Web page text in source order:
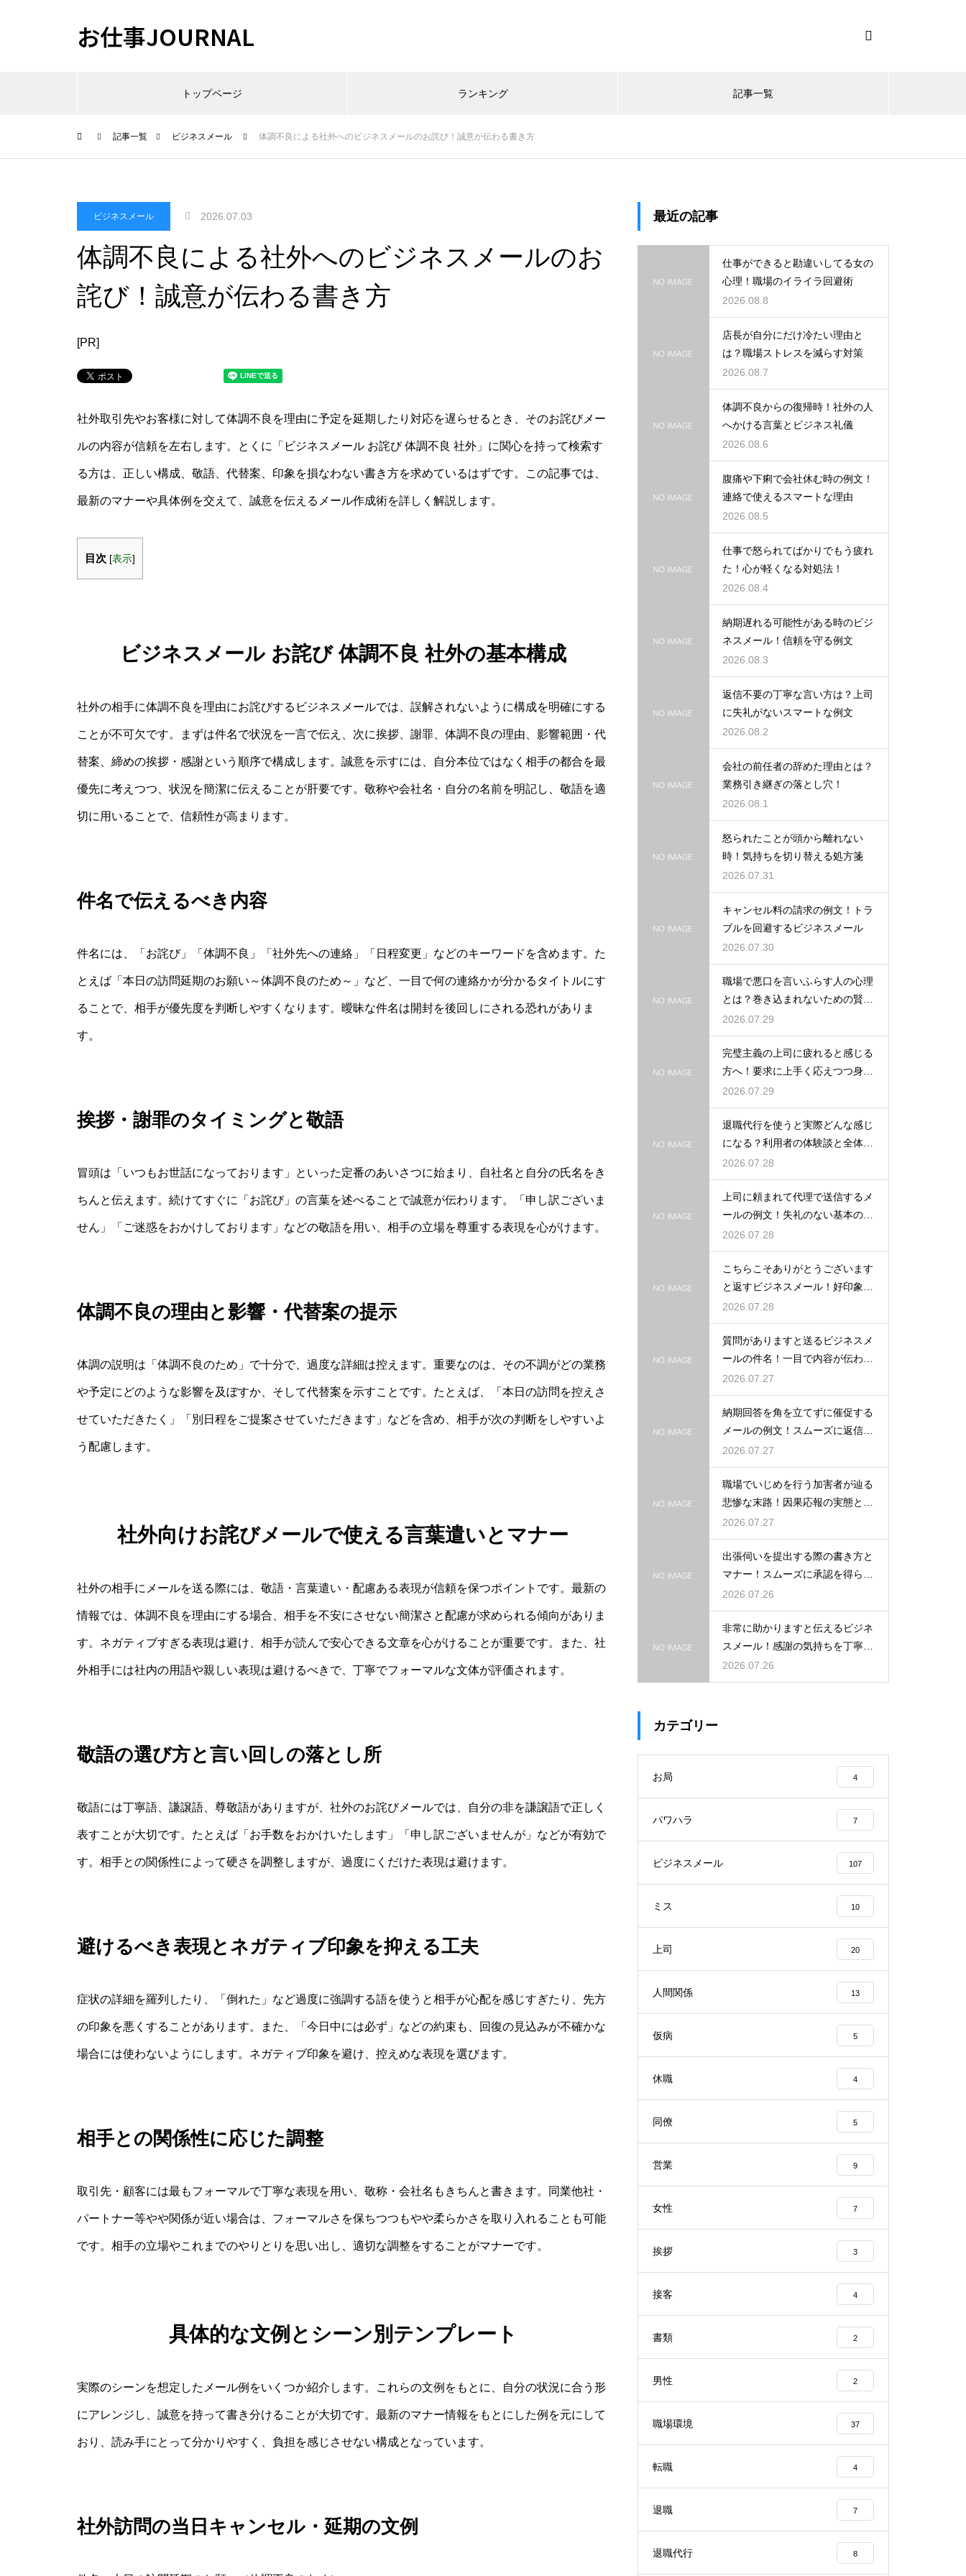
お仕事JOURNAL
トップページ ランキング 記事一覧
記事一覧 ビジネスメール 体調不良による社外へのビジネスメールのお詫び！誠意が伝わる書き方
ビジネスメール 2026.07.03
体調不良による社外へのビジネスメールのお
詫び！誠意が伝わる書き方
[PR]
社外取引先やお客様に対して体調不良を理由に予定を延期したり対応を遅らせるとき、そのお詫びメー
ルの内容が信頼を左右します。とくに「ビジネスメール お詫び 体調不良 社外」に関心を持って検索す
る方は、正しい構成、敬語、代替案、印象を損なわない書き方を求めているはずです。この記事では、
最新のマナーや具体例を交えて、誠意を伝えるメール作成術を詳しく解説します。
目次 [表示]
ビジネスメール お詫び 体調不良 社外の基本構成
社外の相手に体調不良を理由にお詫びするビジネスメールでは、誤解されないように構成を明確にする
ことが不可欠です。まずは件名で状況を一言で伝え、次に挨拶、謝罪、体調不良の理由、影響範囲・代
替案、締めの挨拶・感謝という順序で構成します。誠意を示すには、自分本位ではなく相手の都合を最
優先に考えつつ、状況を簡潔に伝えることが肝要です。敬称や会社名・自分の名前を明記し、敬語を適
切に用いることで、信頼性が高まります。
件名で伝えるべき内容
件名には、「お詫び」「体調不良」「社外先への連絡」「日程変更」などのキーワードを含めます。た
とえば「本日の訪問延期のお願い～体調不良のため～」など、一目で何の連絡かが分かるタイトルにす
ることで、相手が優先度を判断しやすくなります。曖昧な件名は開封を後回しにされる恐れがありま
す。
挨拶・謝罪のタイミングと敬語
冒頭は「いつもお世話になっております」といった定番のあいさつに始まり、自社名と自分の氏名をき
ちんと伝えます。続けてすぐに「お詫び」の言葉を述べることで誠意が伝わります。「申し訳ございま
せん」「ご迷惑をおかけしております」などの敬語を用い、相手の立場を尊重する表現を心がけます。
体調不良の理由と影響・代替案の提示
体調の説明は「体調不良のため」で十分で、過度な詳細は控えます。重要なのは、その不調がどの業務
や予定にどのような影響を及ぼすか、そして代替案を示すことです。たとえば、「本日の訪問を控えさ
せていただきたく」「別日程をご提案させていただきます」などを含め、相手が次の判断をしやすいよ
う配慮します。
社外向けお詫びメールで使える言葉遣いとマナー
社外の相手にメールを送る際には、敬語・言葉遣い・配慮ある表現が信頼を保つポイントです。最新の
情報では、体調不良を理由にする場合、相手を不安にさせない簡潔さと配慮が求められる傾向がありま
す。ネガティブすぎる表現は避け、相手が読んで安心できる文章を心がけることが重要です。また、社
外相手には社内の用語や親しい表現は避けるべきで、丁寧でフォーマルな文体が評価されます。
敬語の選び方と言い回しの落とし所
敬語には丁寧語、謙譲語、尊敬語がありますが、社外のお詫びメールでは、自分の非を謙譲語で正しく
表すことが大切です。たとえば「お手数をおかけいたします」「申し訳ございませんが」などが有効で
す。相手との関係性によって硬さを調整しますが、過度にくだけた表現は避けます。
避けるべき表現とネガティブ印象を抑える工夫
症状の詳細を羅列したり、「倒れた」など過度に強調する語を使うと相手が心配を感じすぎたり、先方
の印象を悪くすることがあります。また、「今日中には必ず」などの約束も、回復の見込みが不確かな
場合には使わないようにします。ネガティブ印象を避け、控えめな表現を選びます。
相手との関係性に応じた調整
取引先・顧客には最もフォーマルで丁寧な表現を用い、敬称・会社名もきちんと書きます。同業他社・
パートナー等やや関係が近い場合は、フォーマルさを保ちつつもやや柔らかさを取り入れることも可能
です。相手の立場やこれまでのやりとりを思い出し、適切な調整をすることがマナーです。
具体的な文例とシーン別テンプレート
実際のシーンを想定したメール例をいくつか紹介します。これらの文例をもとに、自分の状況に合う形
にアレンジし、誠意を持って書き分けることが大切です。最新のマナー情報をもとにした例を元にして
おり、読み手にとって分かりやすく、負担を感じさせない構成となっています。
社外訪問の当日キャンセル・延期の文例
最近の記事
仕事ができると勘違いしてる女の
心理！職場のイライラ回避術
2026.08.8
店長が自分にだけ冷たい理由と
は？職場ストレスを減らす対策
2026.08.7
体調不良からの復帰時！社外の人
へかける言葉とビジネス礼儀
2026.08.6
腹痛や下痢で会社休む時の例文！
連絡で使えるスマートな理由
2026.08.5
仕事で怒られてばかりでもう疲れ
た！心が軽くなる対処法！
2026.08.4
納期遅れる可能性がある時のビジ
ネスメール！信頼を守る例文
2026.08.3
返信不要の丁寧な言い方は？上司
に失礼がないスマートな例文
2026.08.2
会社の前任者の辞めた理由とは？
業務引き継ぎの落とし穴！
2026.08.1
怒られたことが頭から離れない
時！気持ちを切り替える処方箋
2026.07.31
キャンセル料の請求の例文！トラ
ブルを回避するビジネスメール
2026.07.30
職場で悪口を言いふらす人の心理
とは？巻き込まれないための賢い
対処法
2026.07.29
完璧主義の上司に疲れると感じる
方へ！要求に上手く応えつつ身を
守る方法
2026.07.29
退職代行を使うと実際どんな感じ
になる？利用者の体験談と全体の
流れ
2026.07.28
上司に頼まれて代理で送信するメ
ールの例文！失礼のない基本の書
き方
2026.07.28
こちらこそありがとうございます
と返すビジネスメール！好印象な
例文
2026.07.28
質問がありますと送るビジネスメ
ールの件名！一目で内容が伝わる
書き方
2026.07.27
納期回答を角を立てずに催促する
メールの例文！スムーズに返信を
もらう術
2026.07.27
職場でいじめを行う加害者が辿る
悲惨な末路！因果応報の実態と身
の守り方
2026.07.27
出張伺いを提出する際の書き方と
マナー！スムーズに承認を得られ
る例文
2026.07.26
非常に助かりますと伝えるビジネ
スメール！感謝の気持ちを丁寧に
表す表現
2026.07.26
カテゴリー
お局 4
パワハラ 7
ビジネスメール 107
ミス 10
上司 20
人間関係 13
仮病 5
休職 4
同僚 5
営業 9
女性 7
挨拶 3
接客 4
書類 2
男性 2
職場環境 37
転職 4
退職 7
退職代行 8